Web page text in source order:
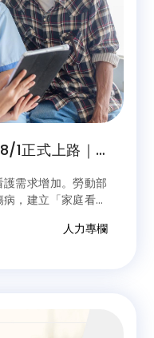
1正式上路｜
需求增加。勞動部
，建立「家庭看護
窗口協助，提供關
人力專欄